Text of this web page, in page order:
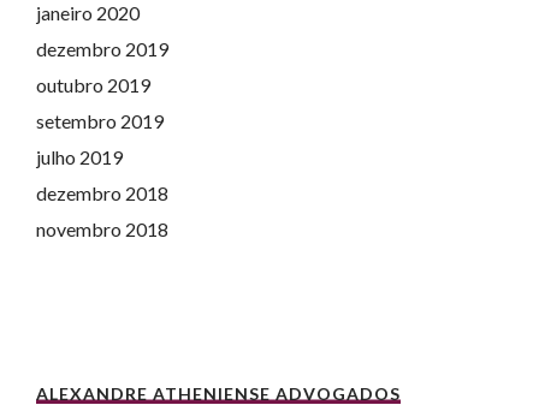
janeiro 2020
dezembro 2019
outubro 2019
setembro 2019
julho 2019
dezembro 2018
novembro 2018
ALEXANDRE ATHENIENSE ADVOGADOS